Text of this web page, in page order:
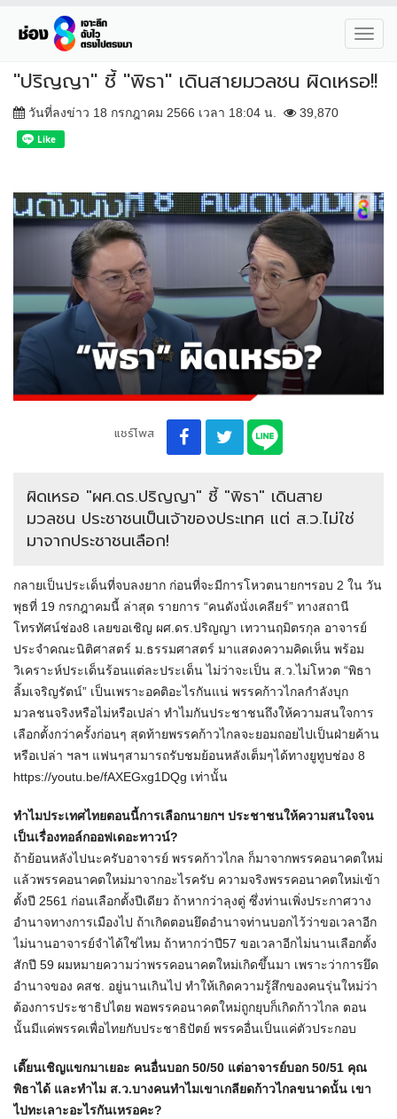
"ปริญญา" ชี้ "พิธา" เดินสายมวลชน ผิดเหรอ!!
วันที่ลงข่าว 18 กรกฎาคม 2566 เวลา 18:04 น. 39,870
แชร์โพส
ผิดเหรอ "ผศ.ดร.ปริญญา" ชี้ "พิธา" เดินสาย
มวลชน ประชาชนเป็นเจ้าของประเทศ แต่ ส.ว.ไม่ใช่
มาจากประชาชนเลือก!
กลายเป็นประเด็นที่จบลงยาก ก่อนที่จะมีการโหวตนายกฯรอบ 2 ใน วัน
พุธที่ 19 กรกฎาคมนี้ ล่าสุด รายการ “คนดังนั่งเคลียร์” ทางสถานี
โทรทัศน์ช่อง8 เลยขอเชิญ ผศ.ดร.ปริญญา เทวานฤมิตรกุล อาจารย์
ประจำคณะนิติศาสตร์ ม.ธรรมศาสตร์ มาแสดงความคิดเห็น พร้อม
วิเคราะห์ประเด็นร้อนแต่ละประเด็น ไม่ว่าจะเป็น ส.ว.ไม่โหวต “พิธา
ลิ้มเจริญรัตน์” เป็นเพราะอคติอะไรกันแน่ พรรคก้าวไกลกำลังบุก
มวลชนจริงหรือไม่หรือเปล่า ทำไมกันประชาชนถึงให้ความสนใจการ
เลือกตั้งกว่าครั้งก่อนๆ สุดท้ายพรรคก้าวไกลจะยอมถอยไปเป็นฝ่ายค้าน
หรือเปล่า ฯลฯ แฟนๆสามารถรับชมย้อนหลังเต็มๆได้ทางยูทูบช่อง 8
https://youtu.be/fAXEGxg1DQg เท่านั้น
ทำไมประเทศไทยตอนนี้การเลือกนายกฯ ประชาชนให้ความสนใจจน
เป็นเรื่องทอล์กออฟเดอะทาวน์?
ถ้าย้อนหลังไปนะครับอาจารย์ พรรคก้าวไกล ก็มาจากพรรคอนาคตใหม่
แล้วพรรคอนาคตใหม่มาจากอะไรครับ ความจริงพรรคอนาคตใหม่เข้า
ตั้งปี 2561 ก่อนเลือกตั้งปีเดียว ถ้าหากว่าลุงตู่ ซึ่งท่านเพิ่งประกาศวาง
อำนาจทางการเมืองไป ถ้าเกิดตอนยึดอำนาจท่านบอกไว้ว่าขอเวลาอีก
ไม่นานอาจารย์จำได้ใช่ไหม ถ้าหากว่าปี57 ขอเวลาอีกไม่นานเลือกตั้ง
สักปี 59 ผมหมายความว่าพรรคอนาคตใหม่เกิดขึ้นมา เพราะว่าการยึด
อำนาจของ คสช. อยู่นานเกินไป ทำให้เกิดความรู้สึกของคนรุ่นใหม่ว่า
ต้องการประชาธิปไตย พอพรรคอนาคตใหม่ถูกยุบก็เกิดก้าวไกล ตอน
นั้นมีแค่พรรคเพื่อไทยกับประชาธิปัตย์ พรรคอื่นเป็นแค่ตัวประกอบ
เดี๊ยนเชิญแขกมาเยอะ คนอื่นบอก 50/50 แต่อาจารย์บอก 50/51 คุณ
พิธาได้ และทำไม ส.ว.บางคนทำไมเขาเกลียดก้าวไกลขนาดนั้น เขา
ไปทะเลาะอะไรกันเหรอคะ?